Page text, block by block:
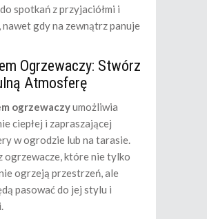
spotkań z przyjaciółmi i
nawet gdy na zewnątrz panuje
Ogrzewaczy: Stwórz
Atmosferę
ogrzewaczyumożliwia
ciepłej i zapraszającej
w ogrodzie lub na tarasie.
ogrzewacze, które nie tylko
ogrzeją przestrzeń, ale
pasować do jej stylu i